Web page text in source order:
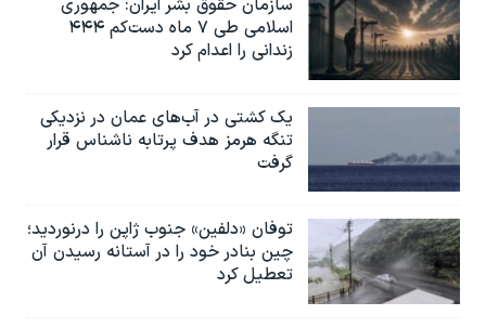
سازمان حقوق بشر ایران: جمهوری
اسلامی طی ۷ ماه دست‌کم ۴۴۴
زندانی را اعدام کرد
یک کشتی در آب‌های عمان در نزدیکی
تنگه هرمز هدف پرتابه ناشناس قرار
گرفت
توفان «دلفین» جنوب ژاپن را درنوردید؛
چین بنادر خود را در آستانه رسیدن آن
تعطیل کرد